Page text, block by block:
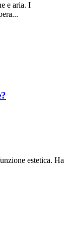
e aria. I
estetica. Ha